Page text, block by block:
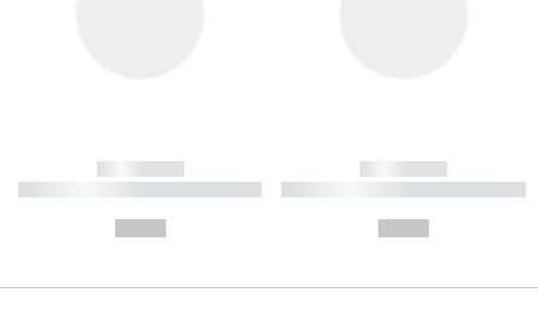
------------
----------- ----------- ----------
------------
----------- ----------- ----------